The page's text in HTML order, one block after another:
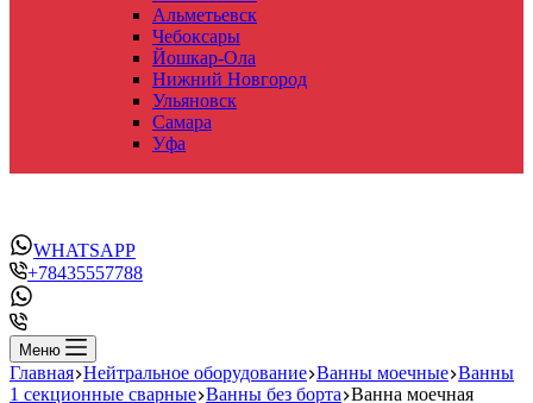
Альметьевск
Чебоксары
Йошкар-Ола
Нижний Новгород
Ульяновск
Самара
Уфа
WHATSAPP
+78435557788
Меню
Главная Нейтральное оборудование Ванны моечные Ванны
1 секционные сварные Ванны без борта Ванна моечная